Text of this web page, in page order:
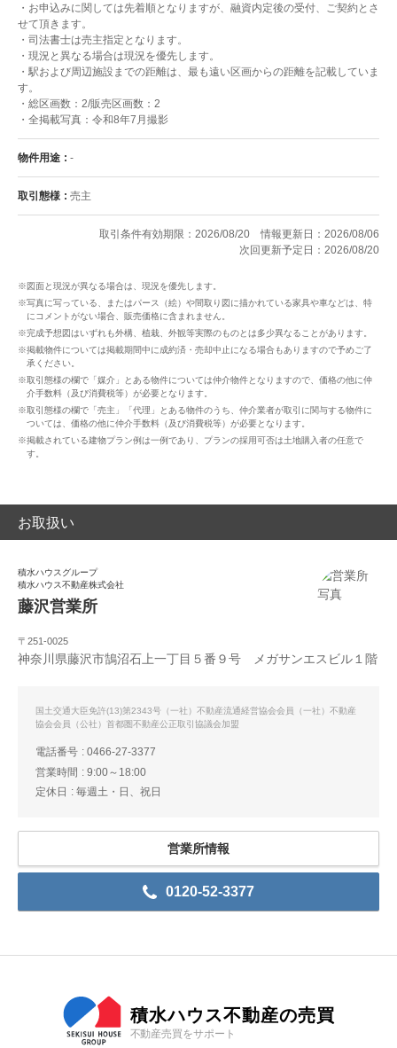
・お申込みに関しては先着順となりますが、融資内定後の受付、ご契約とさ
せて頂きます。
・司法書士は売主指定となります。
・現況と異なる場合は現況を優先します。
・駅および周辺施設までの距離は、最も遠い区画からの距離を記載していま
す。
・総区画数：2/販売区画数：2
・全掲載写真：令和8年7月撮影
物件用途 -
取引態様 売主
取引条件有効期限：2026/08/20
情報更新日：2026/08/06
次回更新予定日：2026/08/20
※図面と現況が異なる場合は、現況を優先します。
※写真に写っている、またはパース（絵）や間取り図に描かれている家具や車などは、特
にコメントがない場合、販売価格に含まれません。
※完成予想図はいずれも外構、植栽、外観等実際のものとは多少異なることがあります。
※掲載物件については掲載期間中に成約済・売却中止になる場合もありますので予めご了
承ください。
※取引態様の欄で「媒介」とある物件については仲介物件となりますので、価格の他に仲
介手数料（及び消費税等）が必要となります。
※取引態様の欄で「売主」「代理」とある物件のうち、仲介業者が取引に関与する物件に
ついては、価格の他に仲介手数料（及び消費税等）が必要となります。
※掲載されている建物プラン例は一例であり、プランの採用可否は土地購入者の任意で
す。
お取扱い
積水ハウスグループ
積水ハウス不動産株式会社
藤沢営業所
〒251-0025
神奈川県藤沢市鵠沼石上一丁目５番９号 メガサンエスビル１階
国土交通大臣免許(13)第2343号（一社）不動産流通経営協会会員（一社）不動産
協会会員（公社）首都圏不動産公正取引協議会加盟
0120-52-3377
電話番号
0466-27-3377
営業時間
9:00～18:00
定休日
毎週土・日、祝日
営業所情報
積水ハウス不動産の売買
不動産売買をサポート